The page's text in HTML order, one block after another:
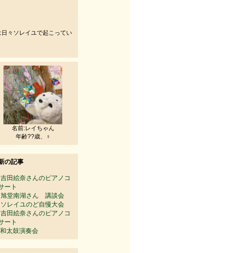
々ソレイユで起こってい
名前:レイちゃん
年齢??歳、♀
の記事
吉田絵奈さんのピアノコ
ート
旭堂南湖さん 講談会
ソレイユのど自慢大会
吉田絵奈さんのピアノコ
ート
和太鼓演奏会